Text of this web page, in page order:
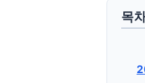
목